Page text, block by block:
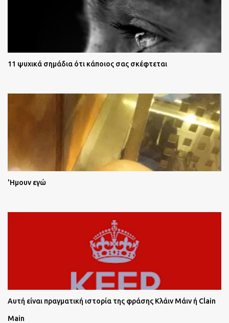
11 ψυχικά σημάδια ότι κάποιος σας σκέφτεται
'Ημουν εγώ
Αυτή είναι πραγματική ιστορία της φράσης Κλάιν Μάιν ή Clain
Main